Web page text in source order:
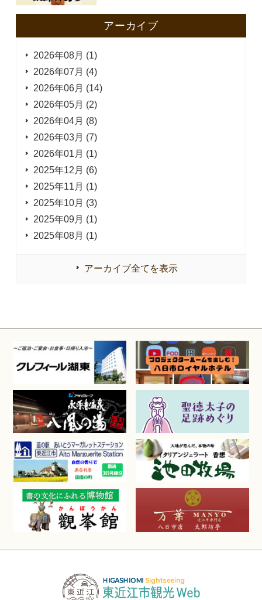
アーカイブ
2026年08月 (1)
2026年07月 (4)
2026年06月 (14)
2026年05月 (2)
2026年04月 (8)
2026年03月 (7)
2026年01月 (1)
2025年12月 (6)
2025年11月 (1)
2025年10月 (3)
2025年09月 (1)
2025年08月 (1)
アーカイブ全てを表示